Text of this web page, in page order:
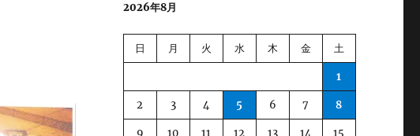
2026年8月
日 月 火 水 木 金 土
1
2 3 4 5 6 7 8
9 10 11 12 13 14 15